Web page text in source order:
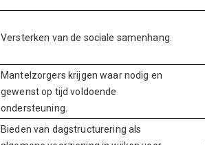
Versterken van de sociale samenhang.
Mantelzorgers krijgen waar nodig en
gewenst op tijd voldoende
ondersteuning.
Bieden van dagstructurering als